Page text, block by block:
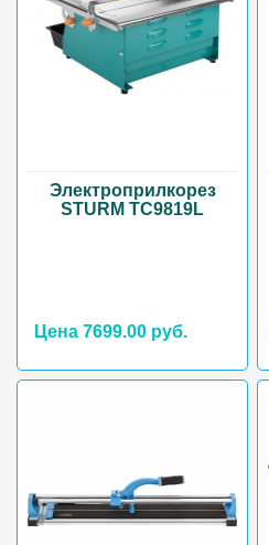
Электроприлкорез
STURM TC9819L
Цена 7699.00 руб.